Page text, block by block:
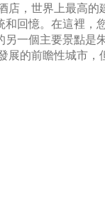
店，世界上最高的
回憶。在這裡，
一個主要景點是
展的前瞻性城市，